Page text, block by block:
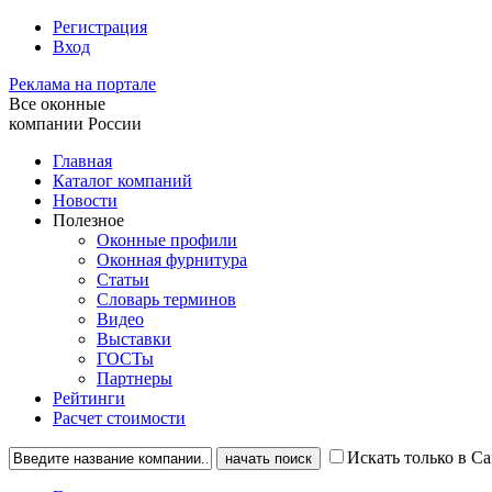
Регистрация
Вход
Реклама на портале
Все оконные
компании России
Главная
Каталог компаний
Новости
Полезное
Оконные профили
Оконная фурнитура
Статьи
Словарь терминов
Видео
Выставки
ГОСТы
Партнеры
Рейтинги
Расчет стоимости
Искать только в